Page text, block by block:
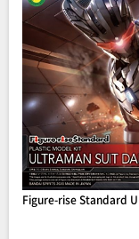
Figure-rise Standard